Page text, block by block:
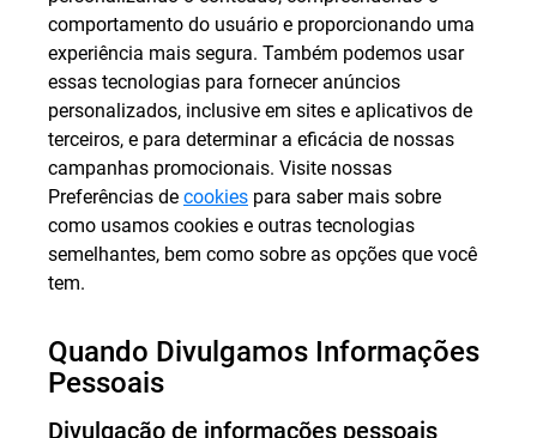
comportamento do usuário e proporcionando uma
experiência mais segura. Também podemos usar
essas tecnologias para fornecer anúncios
personalizados, inclusive em sites e aplicativos de
terceiros, e para determinar a eficácia de nossas
campanhas promocionais. Visite nossas
Preferências de cookies para saber mais sobre
como usamos cookies e outras tecnologias
semelhantes, bem como sobre as opções que você
tem.
Quando Divulgamos Informações
Pessoais
Divulgação de informações pessoais